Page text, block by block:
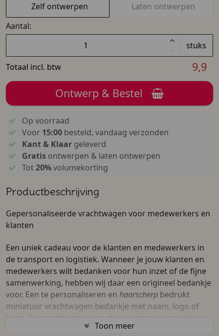
Zelf ontwerpen
Laten ontwerpen
Aantal:
stuks
Totaal incl. btw
9,9
Ontwerp & Bestel
Op voorraad
Voor 15:00besteld, vandaag verzonden
Kant & Klaargeleverd
Gratisontwerpen & laten ontwerpen
Tot20%volumekorting
Productbeschrijving
Gepersonaliseerde vrachtwagen voor medewerkers en
klanten
Een uniek cadeau voor de klanten en medewerkers in
de transport en logistiek. Wanneer je jouw klanten en
medewerkers wilt bedanken voor hun inzet of de fijne
samenwerking, hebben wij daar een origineel bedankje
voor. Een te personaliseren en haarscherp bedrukt
miniatuur vrachtwagen bedankje met naam, logo of
tekst. De vrachtauto is van stevig karton en aan de
buitenzijde te bedrukken in full color. Zo plaats je met
Toon meer